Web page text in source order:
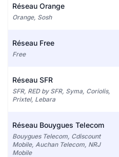
Réseau Orange
Orange, Sosh
Réseau Free
Free
Réseau SFR
SFR, RED by SFR, Syma, Coriolis,
Prixtel, Lebara
Réseau Bouygues Telecom
Bouygues Telecom, Cdiscount
Mobile, Auchan Telecom, NRJ
Mobile